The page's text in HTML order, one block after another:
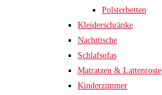
Polsterbetten
Kleiderschränke
Nachttische
Schlafsofas
Matratzen & Lattenroste
Kinderzimmer